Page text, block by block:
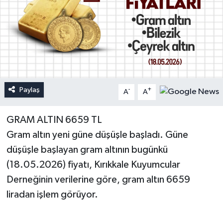
Paylaş A- A+
GRAM ALTIN 6659 TL
Gram altın yeni güne düşüşle başladı. Güne
düşüşle başlayan gram altının bugünkü
(18.05.2026) fiyatı, Kırıkkale Kuyumcular
Derneğinin verilerine göre, gram altın 6659
liradan işlem görüyor.